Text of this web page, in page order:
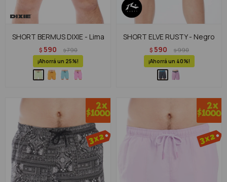
SHORT BERMUS DIXIE - Lima
$ 590 $790
25
SHORT ELVE RUSTY - Negro
$ 590 $990
40